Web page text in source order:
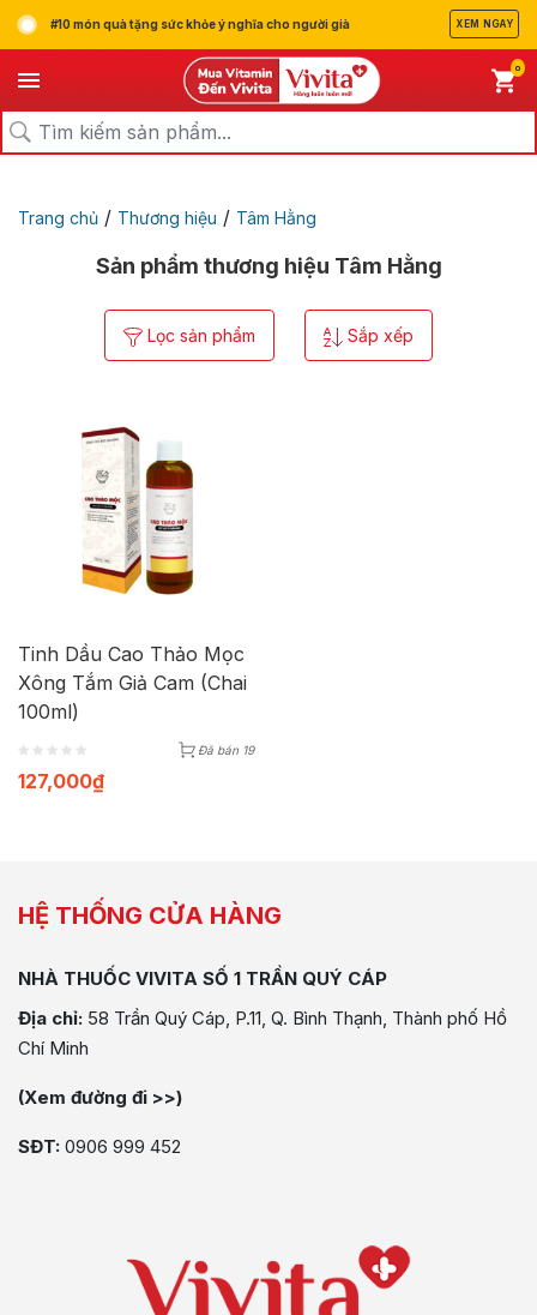
#10 món quà tặng sức khỏe ý nghĩa cho người già XEM NGAY
0
Trang chủ / Thương hiệu / Tâm Hằng
Sản phẩm thương hiệu Tâm Hằng
Lọc sản phẩm Sắp xếp
Tinh Dầu Cao Thảo Mọc
Xông Tắm Giả Cam (Chai
100ml)
Đã bán 19
127,000₫
HỆ THỐNG CỬA HÀNG
NHÀ THUỐC VIVITA SỐ 1 TRẦN QUÝ CÁP
Địa chỉ: 58 Trần Quý Cáp, P.11, Q. Bình Thạnh, Thành phố Hồ
Chí Minh
(Xem đường đi >>)
SĐT: 0906 999 452